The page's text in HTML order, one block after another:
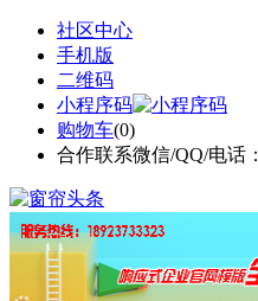
社区中心
手机版
二维码
小程序码
购物车(0)
合作联系微信/QQ/电话